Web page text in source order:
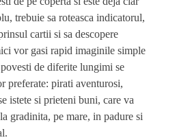
trebuie sa roteasca indicatorul,
cartii si sa descopere
vor gasi rapid imaginile simple
de diferite lungimi se
preferate: pirati aventurosi,
istete si prieteni buni, care va
gradinita, pe mare, in padure si